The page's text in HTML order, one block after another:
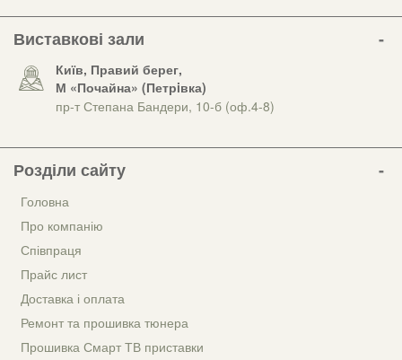
Виставкові зали
Київ, Правий берег,
М «Почайна» (Петрiвка)
пр-т Степана Бандери, 10-б (оф.4-8)
Розділи сайту
Головна
Про компанію
Співпраця
Прайс лист
Доставка і оплата
Ремонт та прошивка тюнера
Прошивка Смарт ТВ приставки